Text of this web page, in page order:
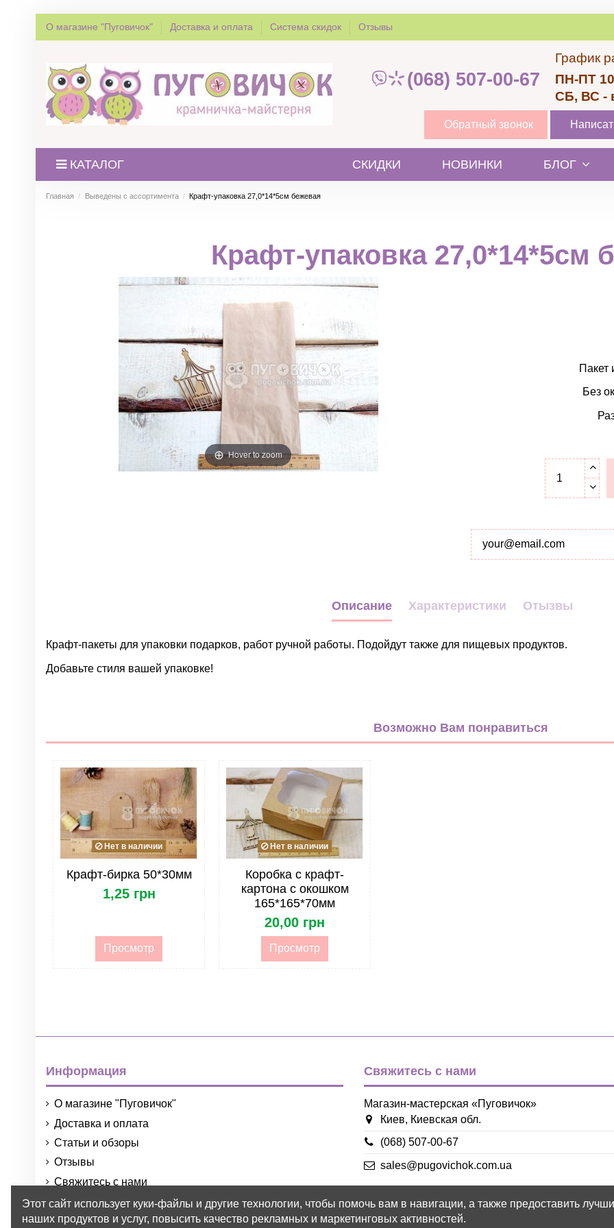
О магазине "Пуговичок" Доставка и оплата Система скидок Отзывы
(068) 507-00-67
График
ПН-ПТ
СБ, ВС -
Обратный звонок
КАТАЛОГ СКИДКИ НОВИНКИ БЛОГ
Главная Выведены с ассортимента Крафт-упаковка 27,0*14*5см бежевая
Крафт-упаковка 27,0*14*5см
Hover to zoom
Пакет
Без
Описание Характеристики Отызвы
Крафт-пакеты для упаковки подарков, работ ручной работы. Подойдут также для пищевых продуктов.
Добавьте стиля вашей упаковке!
Возможно Вам понравиться
Нет в наличии
Крафт-бирка 50*30мм
1,25 грн
Просмотр
Нет в наличии
Коробка с крафт-
картона с окошком
165*165*70мм
20,00 грн
Просмотр
Информация
О магазине "Пуговичок"
Доставка и оплата
Статьи и обзоры
Отзывы
Свяжитесь с нами
Порядок и условия использования
Свяжитесь с нами
Магазин-мастерская «Пуговичок»
Киев, Киевская обл.
(068) 507-00-67
sales@pugovichok.com.ua
Этот сайт использует куки-файлы и другие технологии, чтобы помочь вам в навигации, а также предоставить
наших продуктов и услуг, повысить качество рекламных и маркетинговых активностей.